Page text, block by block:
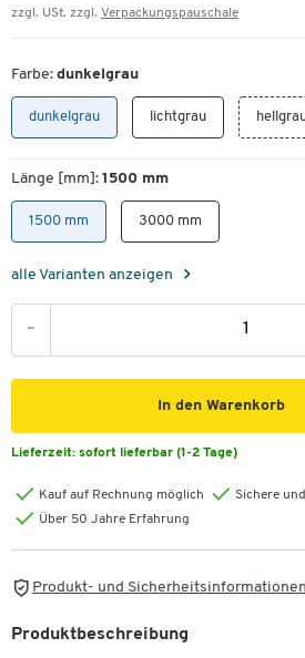
zzgl. USt. zzgl. Verpackungspauschale
Farbe: dunkelgrau
dunkelgrau lichtgrau
Länge [mm]: 1500 mm
1500 mm 3000 mm
alle Varianten anzeigen
-
In den Warenkorb
Lieferzeit: sofort lieferbar (1-2 Tage)
Kauf auf Rechnung möglich
Sichere
Über 50 Jahre Erfahrung
Produkt- und Sicherheitsinformationen
Produktbeschreibung